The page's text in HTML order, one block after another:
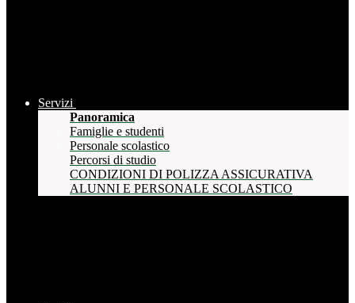
Servizi
Panoramica
Famiglie e studenti
Personale scolastico
Percorsi di studio
CONDIZIONI DI POLIZZA ASSICURATIVA
ALUNNI E PERSONALE SCOLASTICO